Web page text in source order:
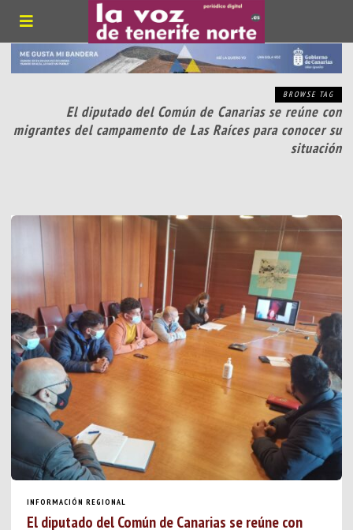
BROWSE TAG
El diputado del Común de Canarias se reúne con
migrantes del campamento de Las Raíces para conocer su
situación
INFORMACIÓN REGIONAL
El diputado del Común de Canarias se reúne con